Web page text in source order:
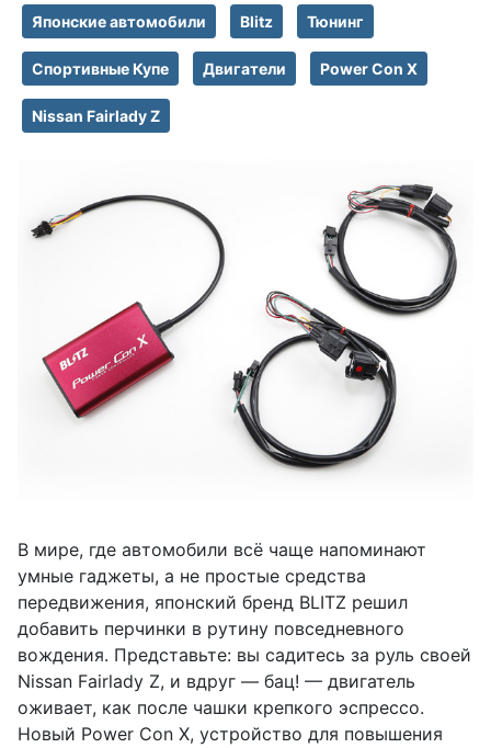
Японские автомобили Blitz Тюнинг
Спортивные Купе Двигатели Power Con X
Nissan Fairlady Z
В мире, где автомобили всё чаще напоминают
умные гаджеты, а не простые средства
передвижения, японский бренд BLITZ решил
добавить перчинки в рутину повседневного
вождения. Представьте: вы садитесь за руль своей
Nissan Fairlady Z, и вдруг — бац! — двигатель
оживает, как после чашки крепкого эспрессо.
Новый Power Con X, устройство для повышения